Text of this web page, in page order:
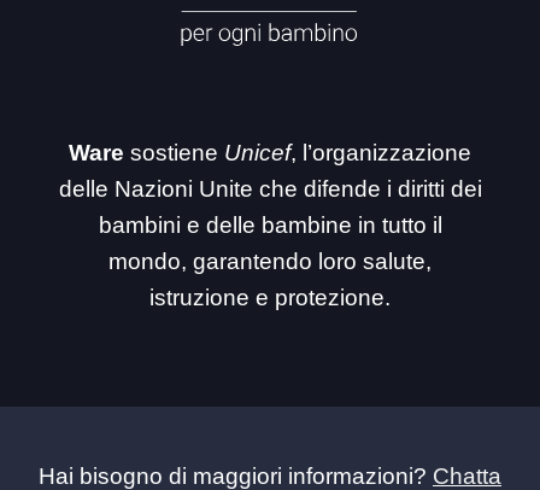
Ware sostiene Unicef, l’organizzazione
delle Nazioni Unite che difende i diritti dei
bambini e delle bambine in tutto il
mondo, garantendo loro salute,
istruzione e protezione.
Hai bisogno di maggiori informazioni? Chatta